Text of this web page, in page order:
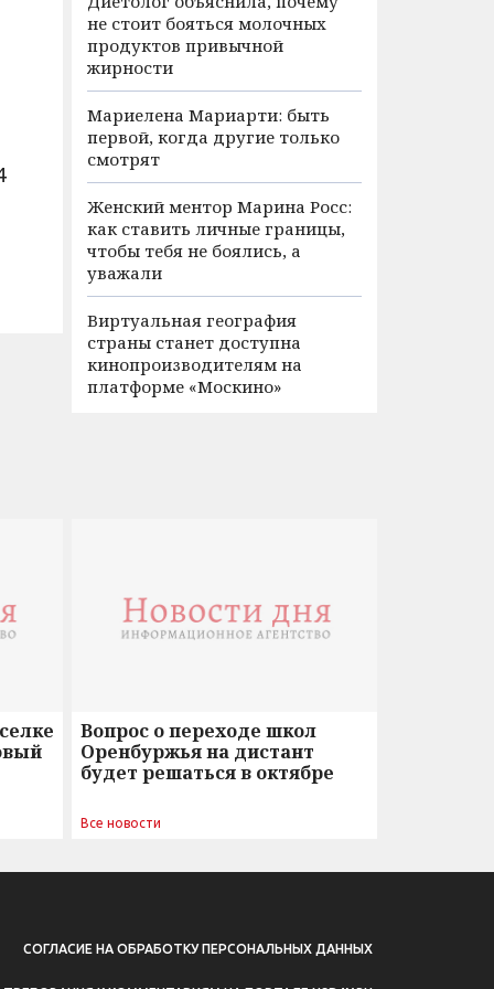
не стоит бояться молочных
продуктов привычной
жирности
Мариелена Мариарти: быть
первой, когда другие только
смотрят
Женский ментор Марина Росс:
как ставить личные границы,
чтобы тебя не боялись, а
уважали
Виртуальная география
страны станет доступна
кинопроизводителям на
платформе «Москино»
Вопрос о переходе школ
Оренбуржья на дистант
будет решаться в октябре
Все новости
СОГЛАСИЕ НА ОБРАБОТКУ ПЕРСОНАЛЬНЫХ ДАННЫХ